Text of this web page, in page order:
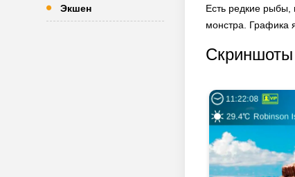
Экшен
Есть редкие рыбы,
монстра. Графика
Скриншоты